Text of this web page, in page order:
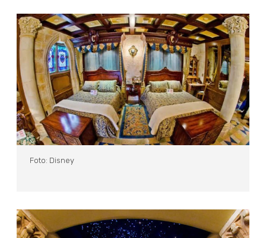
Foto: Disney